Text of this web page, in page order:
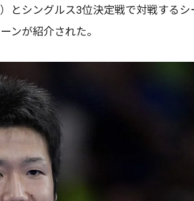
とシングルス3位決定戦で対戦するシ
ンが紹介された。